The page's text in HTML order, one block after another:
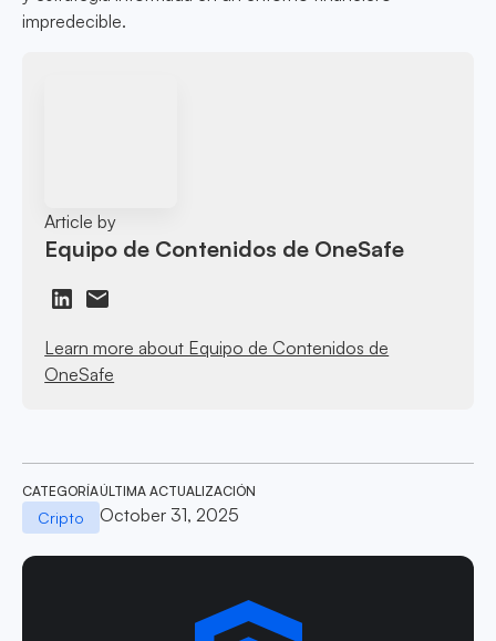
impredecible.
Article by
Equipo de Contenidos de OneSafe
Learn more about Equipo de Contenidos de
OneSafe
CATEGORÍA
Cripto
ÚLTIMA ACTUALIZACIÓN
October 31, 2025